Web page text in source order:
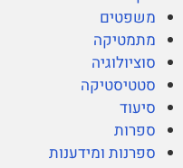
משפטים
מתמטיקה
סוציולוגיה
סטטיסטיקה
סיעוד
ספרות
ספרנות ומידענות